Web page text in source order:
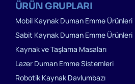
ÜRÜN GRUPLARI
Mobil Kaynak Duman Emme Ürünleri
Sabit Kaynak Duman Emme Ürünleri
Kaynak ve Taşlama Masaları
Lazer Duman Emme Sistemleri
Robotik Kaynak Davlumbazı